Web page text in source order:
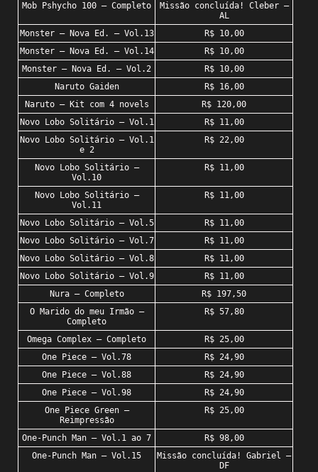
Mob Pshycho 100 – Completo
Missão concluída! Cleber –
AL
Monster – Nova Ed. – Vol.13
R$ 10,00
Monster – Nova Ed. – Vol.14
R$ 10,00
Monster – Nova Ed. – Vol.2
R$ 10,00
Naruto Gaiden
R$ 16,00
Naruto – Kit com 4 novels
R$ 120,00
Novo Lobo Solitário – Vol.1
R$ 11,00
Novo Lobo Solitário – Vol.1
e 2
R$ 22,00
Novo Lobo Solitário –
Vol.10
R$ 11,00
Novo Lobo Solitário –
Vol.11
R$ 11,00
Novo Lobo Solitário – Vol.5
R$ 11,00
Novo Lobo Solitário – Vol.7
R$ 11,00
Novo Lobo Solitário – Vol.8
R$ 11,00
Novo Lobo Solitário – Vol.9
R$ 11,00
Nura – Completo
R$ 197,50
O Marido do meu Irmão –
Completo
R$ 57,80
Omega Complex – Completo
R$ 25,00
One Piece – Vol.78
R$ 24,90
One Piece – Vol.88
R$ 24,90
One Piece – Vol.98
R$ 24,90
One Piece Green –
Reimpressão
R$ 25,00
One-Punch Man – Vol.1 ao 7
R$ 98,00
One-Punch Man – Vol.15
Missão concluída! Gabriel –
DF